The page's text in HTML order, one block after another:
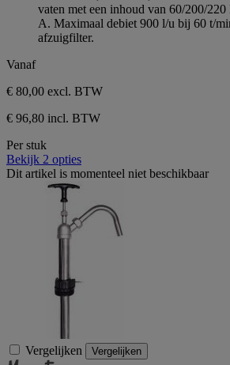
vaten met een inhoud van 60/200/
A. Maximaal debiet 900 l/u bij 60 t/
afzuigfilter.
Vanaf
€ 80,00 excl. BTW
€ 96,80 incl. BTW
Per stuk
Bekijk 2 opties
Dit artikel is momenteel niet beschikbaar
Vergelijken Vergelijken